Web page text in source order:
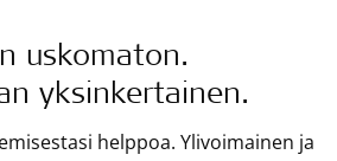
uskomaton.
yksinkertainen.
helppoa. Ylivoimainen ja